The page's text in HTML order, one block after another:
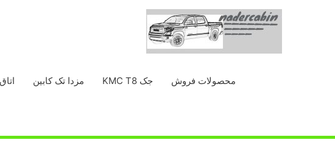
محصولات فروش جک KMC T8 مزدا تک کابین